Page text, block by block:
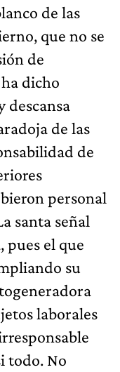
de las
que no se
de
dicho
descansa
de las
de
personal
santa señal
pues el que
su
laborales
todo. No